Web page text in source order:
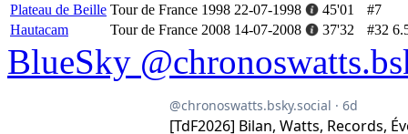
Plateau de Beille Tour de France 1998 22-07-1998 45'01
#7
Hautacam
Tour de France 2008 14-07-2008 37'32 #32
BlueSky